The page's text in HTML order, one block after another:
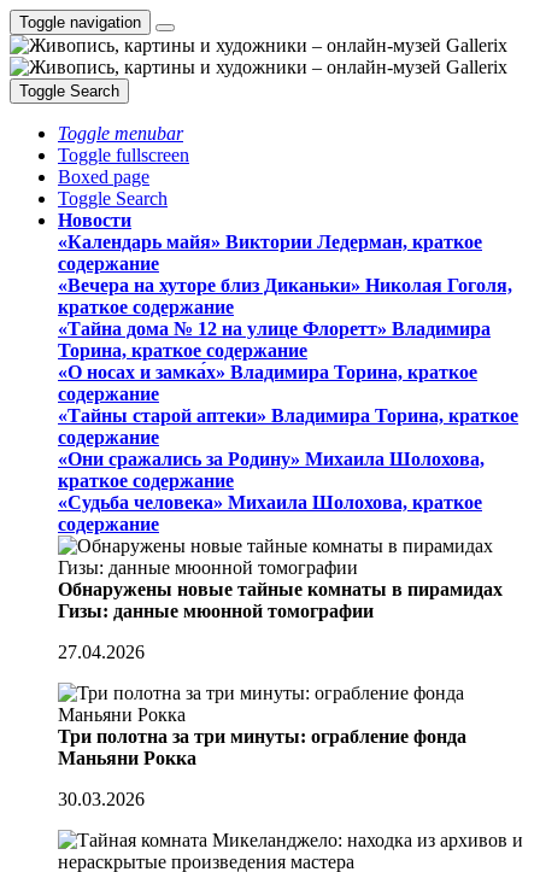
Toggle navigation
Toggle Search
Toggle menubar
Toggle fullscreen
Boxed page
Toggle Search
Новости
«Календарь майя» Виктории Ледерман, краткое
содержание
«Вечера на хуторе близ Диканьки» Николая Гоголя,
краткое содержание
«Тайна дома № 12 на улице Флоретт» Владимира
Торина, краткое содержание
«О носах и замка́х» Владимира Торина, краткое
содержание
«Тайны старой аптеки» Владимира Торина, краткое
содержание
«Они сражались за Родину» Михаила Шолохова,
краткое содержание
«Судьба человека» Михаила Шолохова, краткое
содержание
Обнаружены новые тайные комнаты в пирамидах
Гизы: данные мюонной томографии
27.04.2026
Три полотна за три минуты: ограбление фонда
Маньяни Рокка
30.03.2026